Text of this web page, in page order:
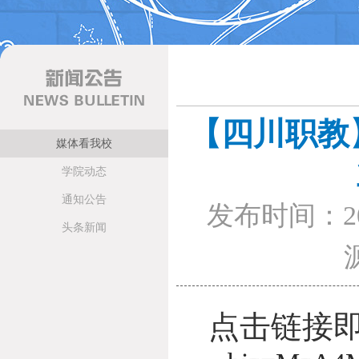
媒体看我校
学院动态
通知公告
头条新闻
【四川职
发布时间：
点击链接